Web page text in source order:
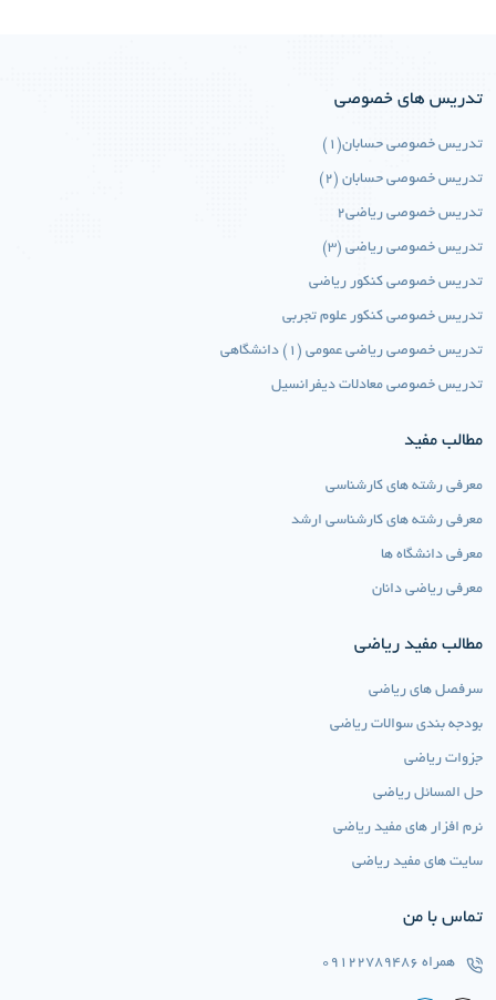
تدریس های خصوصی
تدریس خصوصی حسابان(1)
تدریس خصوصی حسابان (2)
تدریس خصوصی ریاضی2
تدریس خصوصی ریاضی (3)
تدریس خصوصی کنکور ریاضی
تدریس خصوصی کنکور علوم تجربی
تدریس خصوصی ریاضی عمومی (1) دانشگاهی
تدریس خصوصی معادلات دیفرانسیل
مطالب مفید
معرفی رشته های کارشناسی
معرفی رشته های کارشناسی ارشد
معرفی دانشگاه ها
معرفی ریاضی دانان
مطالب مفید ریاضی
سرفصل های ریاضی
بودجه بندی سوالات ریاضی
جزوات ریاضی
حل المسائل ریاضی
نرم افزار های مفید ریاضی
سایت های مفید ریاضی
تماس با من
همراه 09122789486